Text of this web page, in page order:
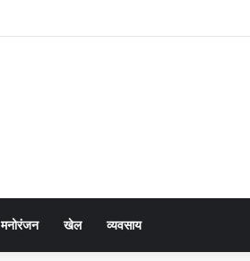
मनोरंजन खेल व्यवसाय